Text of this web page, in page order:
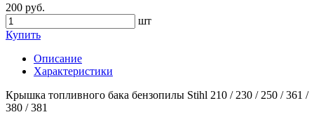
200 руб.
шт
Купить
Описание
Характеристики
Крышка топливного бака бензопилы Stihl 210 / 230 / 250 / 361 /
380 / 381